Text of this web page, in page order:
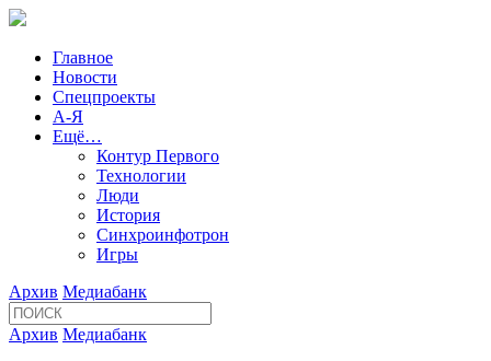
Главное
Новости
Спецпроекты
А-Я
Ещё…
Контур Первого
Технологии
Люди
История
Синхроинфотрон
Игры
Архив Медиабанк
Архив Медиабанк